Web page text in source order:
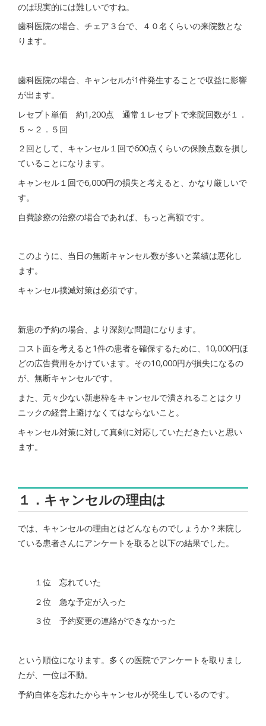
のは現実的には難しいですね。
歯科医院の場合、チェア３台で、４０名くらいの来院数とな
ります。
歯科医院の場合、キャンセルが1件発生することで収益に影響
が出ます。
レセプト単価 約1,200点 通常１レセプトで来院回数が１．
５～２．５回
２回として、キャンセル１回で600点くらいの保険点数を損し
ていることになります。
キャンセル１回で6,000円の損失と考えると、かなり厳しいで
す。
自費診療の治療の場合であれば、もっと高額です。
このように、当日の無断キャンセル数が多いと業績は悪化し
ます。
キャンセル撲滅対策は必須です。
新患の予約の場合、より深刻な問題になります。
コスト面を考えると1件の患者を確保するために、10,000円ほ
どの広告費用をかけています。その10,000円が損失になるの
が、無断キャンセルです。
また、元々少ない新患枠をキャンセルで潰されることはクリ
ニックの経営上避けなくてはならないこと。
キャンセル対策に対して真剣に対応していただきたいと思い
ます。
１．キャンセルの理由は
では、キャンセルの理由とはどんなものでしょうか？来院し
ている患者さんにアンケートを取ると以下の結果でした。
１位 忘れていた
２位 急な予定が入った
３位 予約変更の連絡ができなかった
という順位になります。多くの医院でアンケートを取りまし
たが、一位は不動。
予約自体を忘れたからキャンセルが発生しているのです。